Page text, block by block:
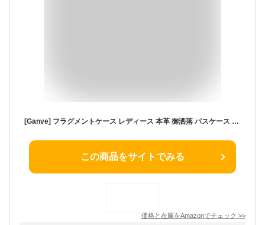
[Ganve] フラグメントケース レディース 本革 御洒落 パスケース 小銭入れ付き 牛革 定期入れ 両面用 可愛い コインケース ミニ ブランド 薄い財布 女性 おしゃれ 軽量 ICカードケース 薄型 スリム レディース パス入れ カード入れ 名刺ケース 名札ケース 男女兼用 オフホワイト
この商品をサイトでみる
価格と在庫をAmazonでチェック >>